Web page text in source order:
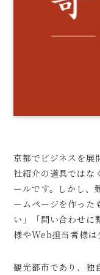
京都でビジネスを展
社紹介の道具ではな
ールです。しかし、
ームページを作った
い」「問い合わせに
様やWeb担当者様は
観光都市であり、独